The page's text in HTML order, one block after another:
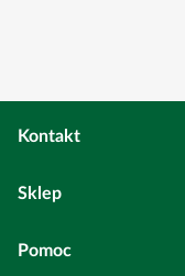
Kontakt
Bierutów
Sklep
Wszystkie kategorie
Pomoc